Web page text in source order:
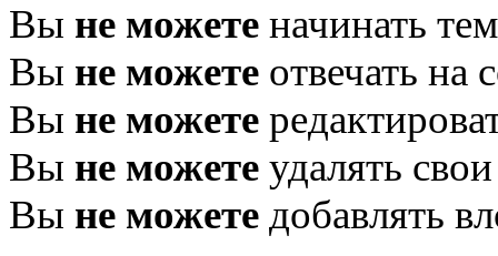
Вы не можете начинать
Вы не можете отвечать на
Вы не можете
Вы не можете удалять
Вы не можете добавлять